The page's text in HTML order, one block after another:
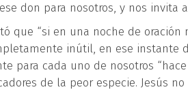
don para nosotros, y nos invita
que “si en una noche de
inútil, en ese instante
para cada uno de nosotros
de la peor especie. Jesús